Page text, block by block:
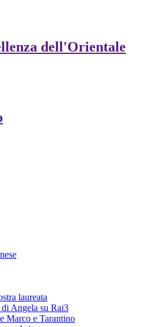
dell'Orientale
laureata
Angela su Rai3
Marco e Tarantino